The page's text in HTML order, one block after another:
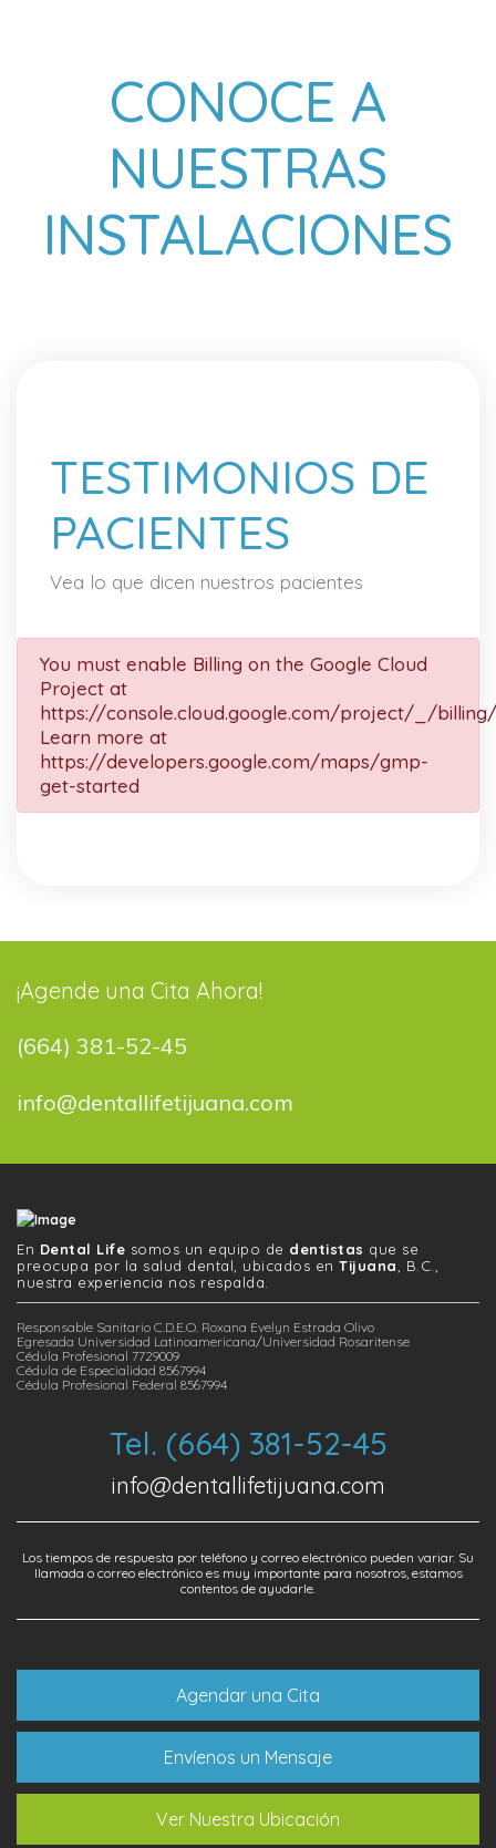
CONOCE A
NUESTRAS
INSTALACIONES
TESTIMONIOS DE
PACIENTES
Vea lo que dicen nuestros pacientes
You must enable Billing on the Google Cloud
Project at
https://console.cloud.google.com/project/_/
Learn more at
https://developers.google.com/maps/gmp-
get-started
¡Agende una Cita Ahora!
(664) 381-52-45
info@dentallifetijuana.com
En Dental Life somos un equipo de dentistas que se
preocupa por la salud dental, ubicados en Tijuana , B.C.,
nuestra experiencia nos respalda.
Responsable Sanitario C.D.E.O. Roxana Evelyn Estrada Olivo
Egresada Universidad Latinoamericana/Universidad Rosaritense
Cédula Profesional 7729009
Cédula de Especialidad 8567994
Cédula Profesional Federal 8567994
Tel. (664) 381-52-45
info@dentallifetijuana.com
Los tiempos de respuesta por teléfono y correo electrónico pueden variar. Su
llamada o correo electrónico es muy importante para nosotros, estamos
contentos de ayudarle.
Agendar una Cita
Envíenos un Mensaje
Ver Nuestra Ubicación